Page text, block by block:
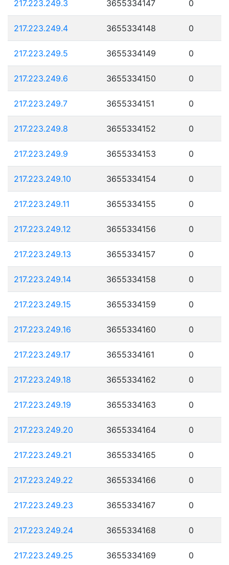
217.223.249.3 3655334147 0
217.223.249.4 3655334148 0
217.223.249.5 3655334149 0
217.223.249.6 3655334150 0
217.223.249.7 3655334151 0
217.223.249.8 3655334152 0
217.223.249.9 3655334153 0
217.223.249.10 3655334154 0
217.223.249.11 3655334155 0
217.223.249.12 3655334156 0
217.223.249.13 3655334157 0
217.223.249.14 3655334158 0
217.223.249.15 3655334159 0
217.223.249.16 3655334160 0
217.223.249.17 3655334161 0
217.223.249.18 3655334162 0
217.223.249.19 3655334163 0
217.223.249.20 3655334164 0
217.223.249.21 3655334165 0
217.223.249.22 3655334166 0
217.223.249.23 3655334167 0
217.223.249.24 3655334168 0
217.223.249.25 3655334169 0